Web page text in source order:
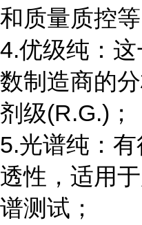
和质量质控等
4.优级纯：
数制造商的
剂级(R.G.)；
5.光谱纯：
透性，适用
谱测试；